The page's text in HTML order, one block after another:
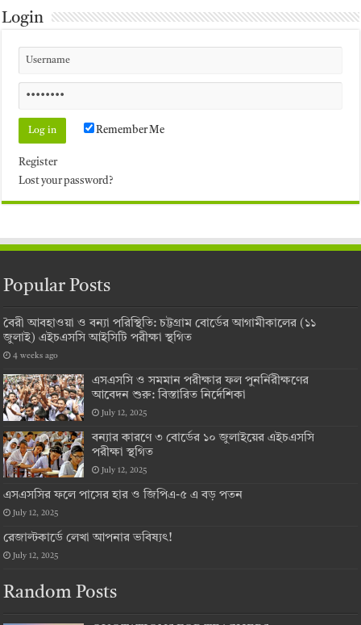
Login
Remember Me
Register
Lost your password?
Popular Posts
বৈরী আবহাওয়া ও বন্যা পরিস্থিতি: চট্টগ্রাম বোর্ডের আগামীকালের (১১
জুলাই) এইচএসসি আইসিটি পরীক্ষা স্থগিত
4 weeks ago
এসএসসি ও সমমান পরীক্ষার ফল পুনর্নিরীক্ষণের
আবেদন শুরু: বিস্তারিত নির্দেশিকা
July 12, 2025
বন্যার কারণে ৩ বোর্ডের ১০ জুলাইয়ের এইচএসসি
পরীক্ষা স্থগিত
July 12, 2025
এসএসসির ফলে পাসের হার ও জিপিএ-৫ এ বড় পতন
July 12, 2025
রেজাল্টকার্ডে লেখা আপনার ভবিষ্যৎ!
July 12, 2025
Random Posts